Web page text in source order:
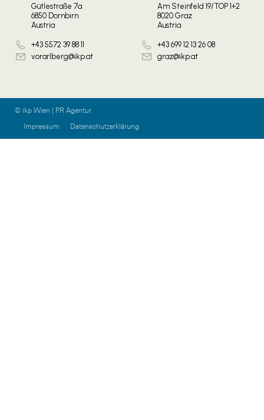
Gütlestraße 7a
6850 Dornbirn
Austria
+43 5572 39 88 11
vorarlberg@ikp.at
Am Steinfeld 19/TOP 1+2
8020 Graz
Austria
+43 699 12 13 26 08
graz@ikp.at
© ikp Wien | PR Agentur
Impressum
Datenschutzerklärung